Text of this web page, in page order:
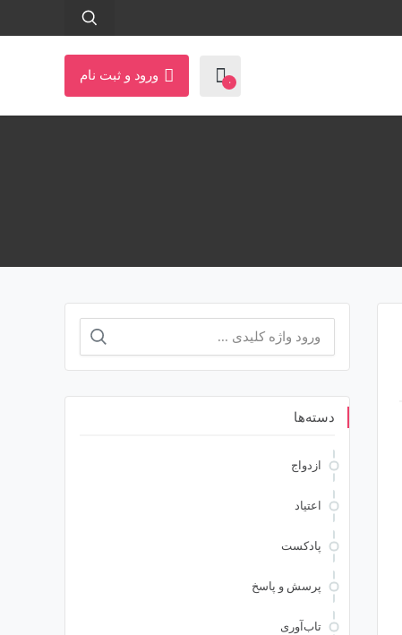
۰ ورود و ثبت نام
جستجو
دسته‌ها
ازدواج
اعتیاد
پادکست
پرسش و پاسخ
تاب‌آوری